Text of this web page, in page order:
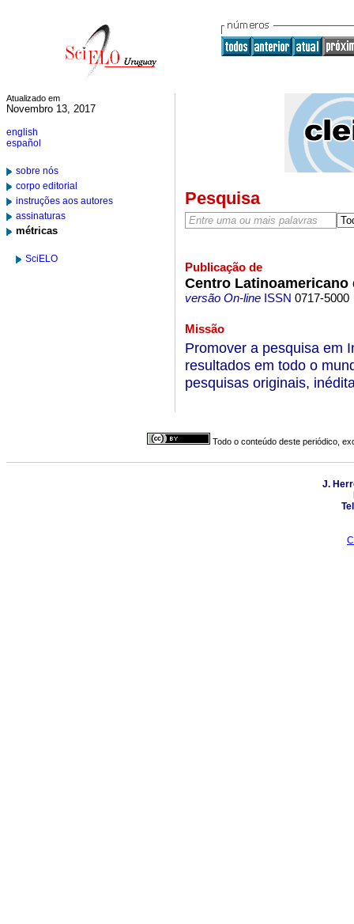
Atualizado em
Novembro 13, 2017
english
español
sobre nós
corpo editorial
instruções aos autores
assinaturas
métricas
SciELO
Pesquisa
Publicação de
Centro
versão On-lineISSN 0717-5000
Missão
Promover a pesquisa em
resultados em todo o
pesquisas originais,
Todo o conteúdo deste periódico,
J.